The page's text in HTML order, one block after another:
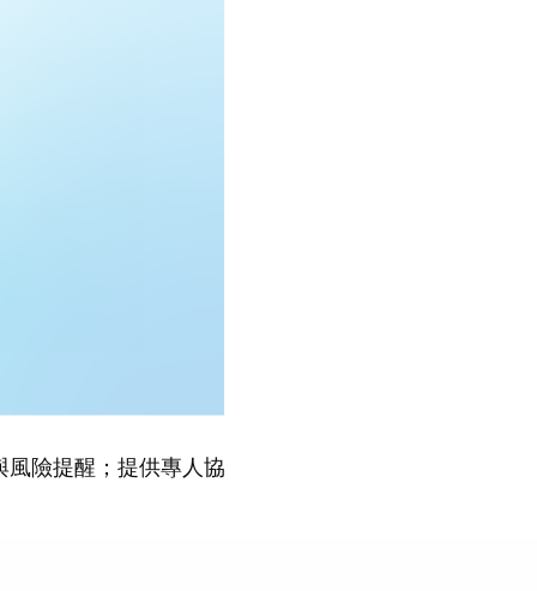
險提醒；提供專人協